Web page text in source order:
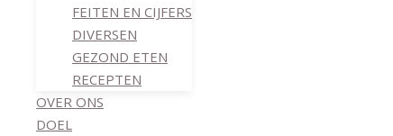
FEITEN EN CIJFERS
DIVERSEN
GEZOND ETEN
RECEPTEN
OVER ONS
DOEL